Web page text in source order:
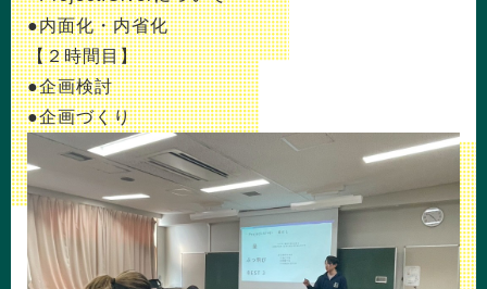
●内面化・内省化
【２時間目】
●企画検討
●企画づくり